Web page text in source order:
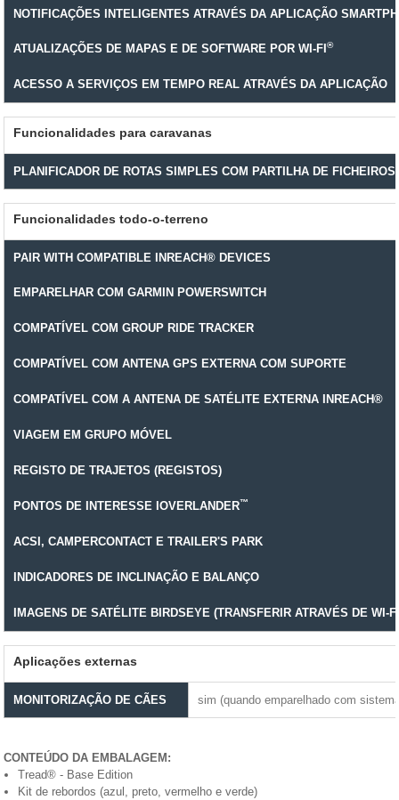
NOTIFICAÇÕES INTELIGENTES ATRAVÉS DA APLICAÇÃO
ATUALIZAÇÕES DE MAPAS E DE SOFTWARE POR WI-FI®
ACESSO A SERVIÇOS EM TEMPO REAL ATRAVÉS DA APLICAÇÃO
Funcionalidades para caravanas
PLANIFICADOR DE ROTAS SIMPLES COM PARTILHA DE FICHEIROS
Funcionalidades todo-o-terreno
PAIR WITH COMPATIBLE INREACH® DEVICES
EMPARELHAR COM GARMIN POWERSWITCH
COMPATÍVEL COM GROUP RIDE TRACKER
COMPATÍVEL COM ANTENA GPS EXTERNA COM SUPORTE
COMPATÍVEL COM A ANTENA DE SATÉLITE EXTERNA INREACH®
VIAGEM EM GRUPO MÓVEL
REGISTO DE TRAJETOS (REGISTOS)
PONTOS DE INTERESSE IOVERLANDER™
ACSI, CAMPERCONTACT E TRAILER'S PARK
INDICADORES DE INCLINAÇÃO E BALANÇO
IMAGENS DE SATÉLITE BIRDSEYE (TRANSFERIR ATRAVÉS DE WI-
Aplicações externas
MONITORIZAÇÃO DE CÃES sim (quando emparelhado com
CONTEÚDO DA EMBALAGEM:
Tread® - Base Edition
Kit de rebordos (azul, preto, vermelho e verde)